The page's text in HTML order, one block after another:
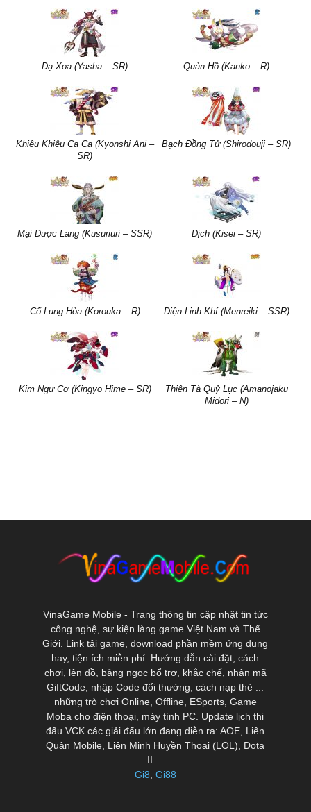
Dạ Xoa (Yasha – SR) Quản Hồ (Kanko – R)
Khiêu Khiêu Ca Ca (Kyonshi Ani –
SR)
Bạch Đồng Tử (Shirodouji – SR)
Mại Dược Lang (Kusuriuri – SSR) Dịch (Kisei – SR)
Cổ Lung Hỏa (Korouka – R) Diện Linh Khí (Menreiki – SSR)
Kim Ngư Cơ (Kingyo Hime – SR)
Thiên Tà Quỷ Lục (Amanojaku
Midori – N)
VinaGame Mobile - Trang thông tin cập nhật tin tức
công nghệ, sự kiện làng game Việt Nam và Thế
Giới. Link tải game, download phần mềm ứng dụng
hay, tiện ích miễn phí. Hướng dẫn cài đặt, cách
chơi, lên đồ, bảng ngọc bổ trợ, khắc chế, nhận mã
GiftCode, nhập Code đổi thưởng, cách nạp thẻ ...
những trò chơi Online, Offline, ESports, Game
Moba cho điện thoại, máy tính PC. Update lịch thi
đấu VCK các giải đấu lớn đang diễn ra: AOE, Liên
Quân Mobile, Liên Minh Huyền Thoại (LOL), Dota
II ...
Gi8, Gi88